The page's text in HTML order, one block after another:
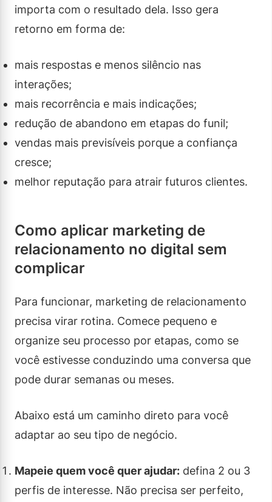
importa com o resultado dela. Isso gera
retorno em forma de:
mais respostas e menos silêncio nas
interações;
mais recorrência e mais indicações;
redução de abandono em etapas do funil;
vendas mais previsíveis porque a confiança
cresce;
melhor reputação para atrair futuros clientes.
Como aplicar marketing de
relacionamento no digital sem
complicar
Para funcionar, marketing de relacionamento
precisa virar rotina. Comece pequeno e
organize seu processo por etapas, como se
você estivesse conduzindo uma conversa que
pode durar semanas ou meses.
Abaixo está um caminho direto para você
adaptar ao seu tipo de negócio.
Mapeie quem você quer ajudar: defina 2 ou 3
perfis de interesse. Não precisa ser perfeito,